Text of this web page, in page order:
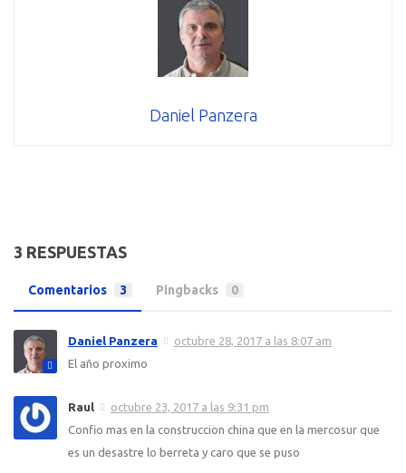
Daniel Panzera
3 RESPUESTAS
Comentarios 3 Pingbacks 0
Daniel Panzera
octubre 28, 2017 a las 8:07 am
El año proximo
Raul
octubre 23, 2017 a las 9:31 pm
Confio mas en la construccion china que en la mercosur que
es un desastre lo berreta y caro que se puso